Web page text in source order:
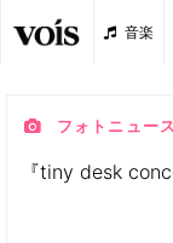
音楽
フォトニュース
『tiny desk